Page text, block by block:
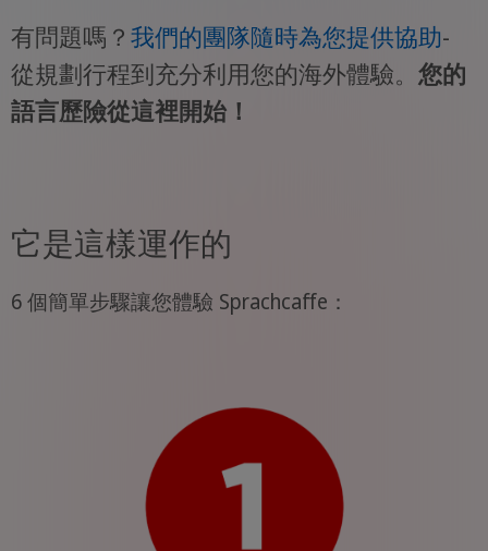
有問題嗎？ 我們的團隊隨時為您提供協助-
從規劃行程到充分利用您的海外體驗。 您的
語言歷險從這裡開始！
它是這樣運作的
6 個簡單步驟讓您體驗 Sprachcaffe：